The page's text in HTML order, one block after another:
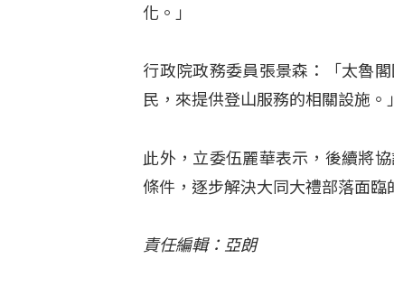
化。」
行政院政務委員張景森：「太魯
民，來提供登山服務的相關設施。」
此外，立委伍麗華表示，後續將
條件，逐步解決大同大禮部落面臨
責任編輯：亞朗